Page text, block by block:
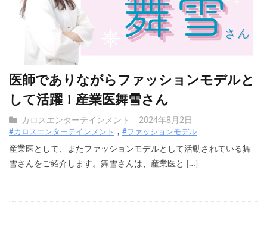
医師でありながらファッションモデルと
して活躍！産業医舞雪さん
カロスエンターテインメント 2024年8月2日
#カロスエンターテインメント #ファッションモデル
産業医として、またファッションモデルとして活動されている舞
雪さんをご紹介します。舞雪さんは、産業医と […]